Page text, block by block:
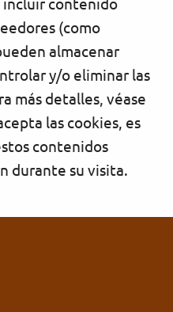
(como
almacenar
y/o eliminar las
más detalles, véase
las cookies, es
contenidos
durante su visita.